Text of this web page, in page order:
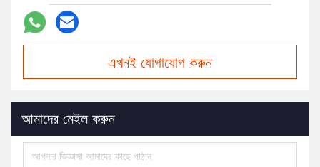
এখনই যোগাযোগ করুন
আমাদের মেইল করুন